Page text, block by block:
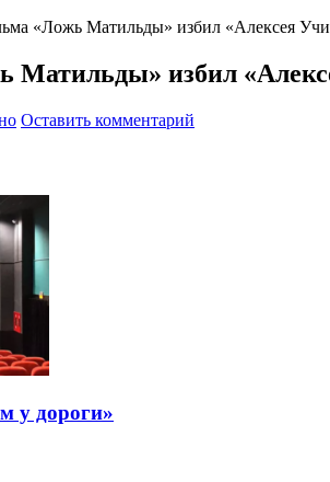
«Ложь Матильды» избил «Алексея
Матильды» избил
Оставить комментарий
у дороги»